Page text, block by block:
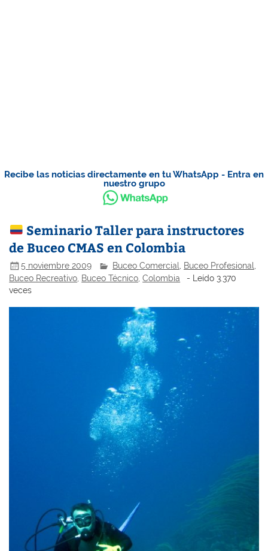
Recibe las noticias directamente en tu WhatsApp - Entra en
nuestro grupo
Seminario Taller para instructores
de Buceo CMAS en Colombia
5 noviembre 2009 Buceo Comercial Buceo Profesional
Buceo Recreativo, Buceo Técnico,Colombia
- Leído 3.370
veces